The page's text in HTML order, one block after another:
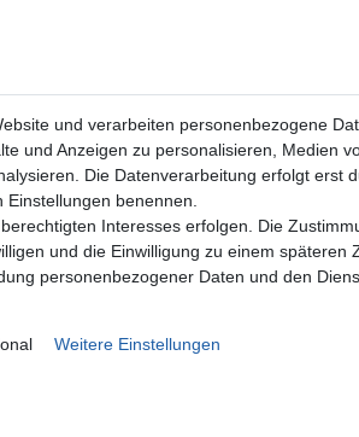
und verarbeiten personenbezogene
und Anzeigen zu personalisieren, Medien
Die Datenverarbeitung erfolgt erst
benennen.
Interesses erfolgen. Die
und die Einwilligung zu einem späteren
personenbezogener Daten und den
Weitere Einstellungen